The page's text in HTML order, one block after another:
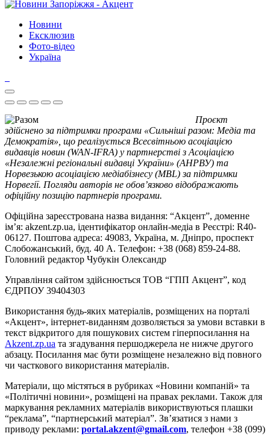
Новини
Ексклюзив
Фото-відео
Україна
Проєкт
здійснено за підтримки програми «Сильніші разом: Медіа та
Демократія», що реалізується Всесвітньою асоціацією
видавців новин (WAN-IFRA) у партнерстві з Асоціацією
«Незалежні регіональні видавці України» (АНРВУ) та
Норвезькою асоціацією медіабізнесу (MBL) за підтримки
Норвегії. Погляди авторів не обов’язково відображають
офіційну позицію партнерів програми.
Офіційна зареєстрована назва видання: “Акцент”, доменне
ім’я: akzent.zp.ua, ідентифікатор онлайн-медіа в Реєстрі: R40-
06127. Поштова адреса: 49083, Україна, м. Дніпро, проспект
Слобожанський, буд. 40 А. Телефон: +38 (068) 859-24-88.
Головний редактор Чубукін Олександр
Управління сайтом здійснюється ТОВ “ГПП Акцент”, код
ЄДРПОУ 39404303
Використання будь-яких матеріалів, розміщених на порталі
«Акцент», інтернет-виданням дозволяється за умови вставки в
текст відкритого для пошукових систем гіперпосилання на
Akzent.zp.ua та згадування першоджерела не нижче другого
абзацу. Посилання має бути розміщене незалежно від повного
чи часткового використання матеріалів.
Матеріали, що містяться в рубриках «Новини компаній» та
«Політичні новини», розміщені на правах реклами. Також для
маркування рекламних матеріалів використвуються плашки
“реклама”, “партнерський матеріал”. Зв’язатися з нами з
приводу реклами: portal.akzent@gmail.com, телефон +38 (099)